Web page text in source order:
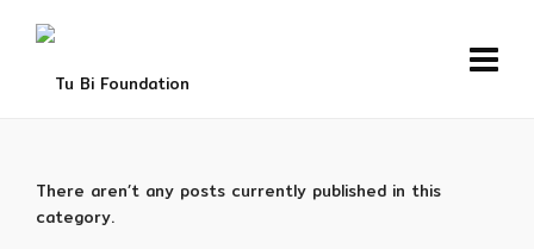
There aren’t any posts currently published in this
category.